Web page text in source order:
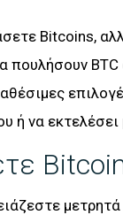
Bitcoins,
πουλήσουν
ή να